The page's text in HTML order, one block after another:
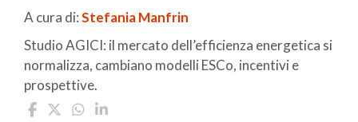
A cura di:Stefania Manfrin
Studio AGICI: il mercato dell’efficienza energetica si
normalizza, cambiano modelli ESCo, incentivi e
prospettive.